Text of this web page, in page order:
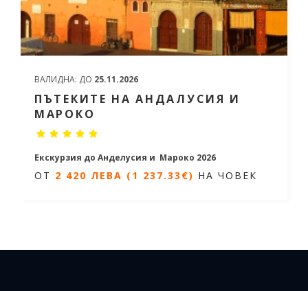
ВАЛИДНА: ДО 25.11.2026
ПЪТЕКИТЕ НА АНДАЛУСИЯ И
МАРОКО
Екскурзия до Анделусия и Мароко 2026
9 дни / 8 нощувки
ОТ 2 420 ЛЕВА (1 237.33€) НА ЧОВЕК